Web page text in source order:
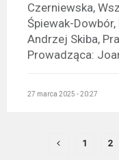
Czerniewska,
Śpiewak-
Andrzej Skiba,
Prowadząca:
27 marca 2025 - 20:27
1 2